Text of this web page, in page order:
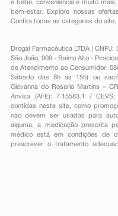
e bebê, conveniênciae muito mais,
bem-estar. Explore nossas
Confira todas as categorias do site.
Drogal Farmacêutica LTDA | CNPJ:
São João, 909 - Bairro Alto -
de Atendimento ao Consumidor:
Sábado das 8h às 15h) ou
Giovanna do Rosario Martins –
Anvisa (AFE): 7.15583.1 / CEVS:
contidas neste site, como
não devem ser usadas para
alguma, a medicação prescrita
médico está em condições de
prescrever o tratamento